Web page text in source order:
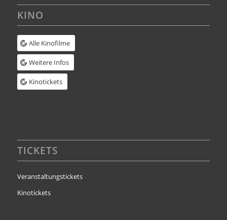
KINO
Alle Kinofilme
Weitere Infos
Kinotickets
TICKETS
Veranstaltungstickets
Kinotickets